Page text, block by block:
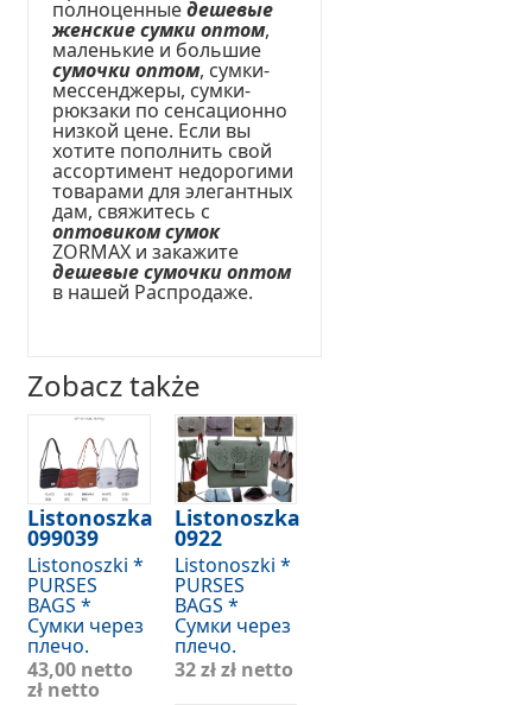
полноценныедешевые
женские сумки оптом,
маленькие и большие
сумочки оптом, сумки-
мессенджеры, сумки-
рюкзаки по сенсационно
низкой цене. Если вы
хотите пополнить свой
ассортимент недорогими
товарами для элегантных
дам, свяжитесь с
оптовиком сумок
ZORMAX и закажите
дешевые сумочки оптом
в нашей Распродаже.
Zobacz także
Listonoszka
099039
Listonoszki *
PURSES
BAGS *
Сумки через
плечо.
43,00 netto
zł netto
Listonoszka
0922
Listonoszki *
PURSES
BAGS *
Сумки через
плечо.
32 złzł netto